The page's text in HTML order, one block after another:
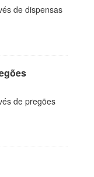
de dispensas
de pregões